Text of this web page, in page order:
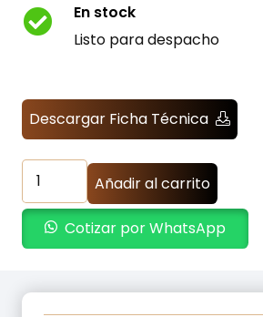
En stock
Listo para despacho
Descargar Ficha Técnica
Transformador
de
Aislamiento
Monofásico
Añadir al carrito
Cotizar por WhatsApp